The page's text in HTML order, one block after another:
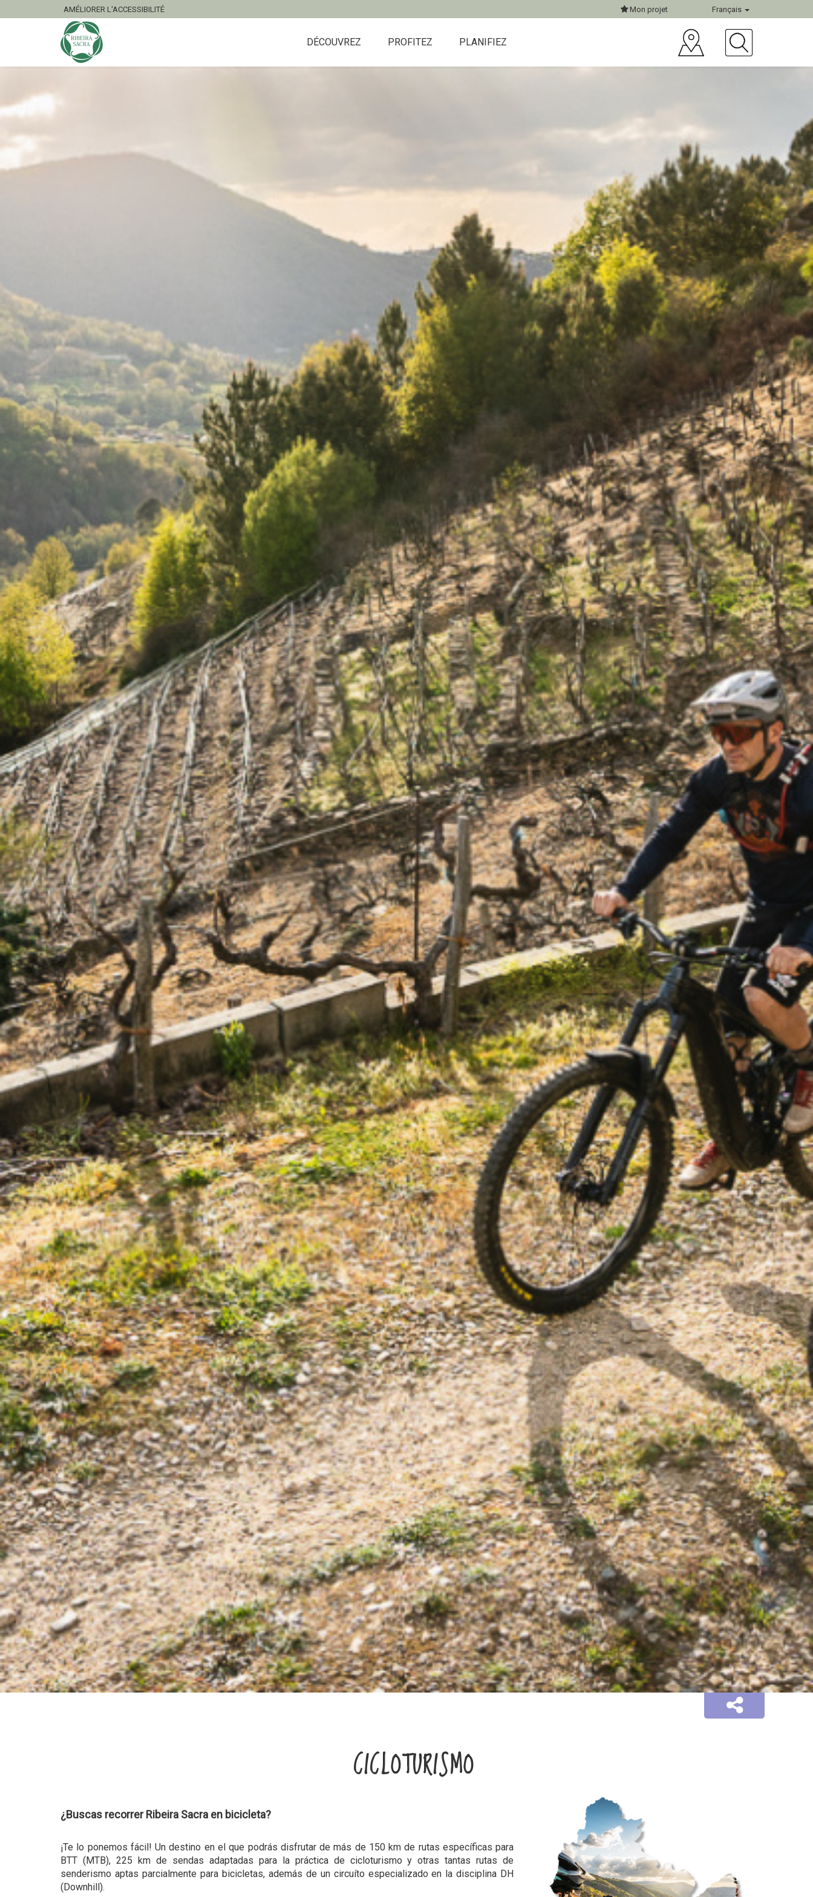
AMÉLIORER L'ACCESSIBILITÉ Mon projet Français
DÉCOUVREZ PROFITEZ PLANIFIEZ
CICLOTURISMO
¿Buscas recorrer Ribeira Sacra en bicicleta?
¡Te lo ponemos fácil! Un destino en el que podrás disfrutar de más de 150 km de rutas específicas para
BTT (MTB), 225 km de sendas adaptadas para la práctica de cicloturismo y otras tantas rutas de
senderismo aptas parcialmente para bicicletas, además de un circuíto especializado en la disciplina DH
(Downhill).